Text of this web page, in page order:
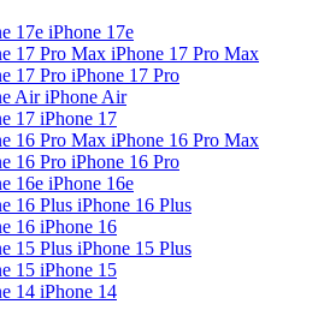
iPhone 17e
iPhone 17 Pro Max
iPhone 17 Pro
iPhone Air
iPhone 17
iPhone 16 Pro Max
iPhone 16 Pro
iPhone 16e
iPhone 16 Plus
iPhone 16
iPhone 15 Plus
iPhone 15
iPhone 14